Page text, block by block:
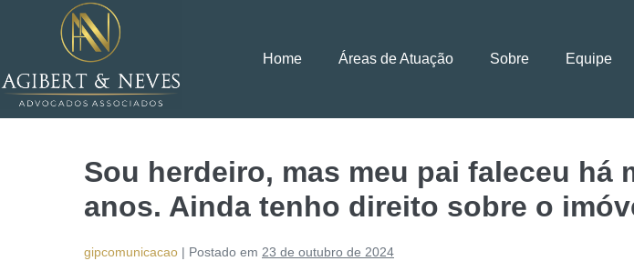
Home Áreas de Atuação Sobre Equipe
Sou herdeiro, mas meu pai faleceu há
anos. Ainda tenho direito sobre o
gipcomunicacao | Postado em 23 de outubro de 2024